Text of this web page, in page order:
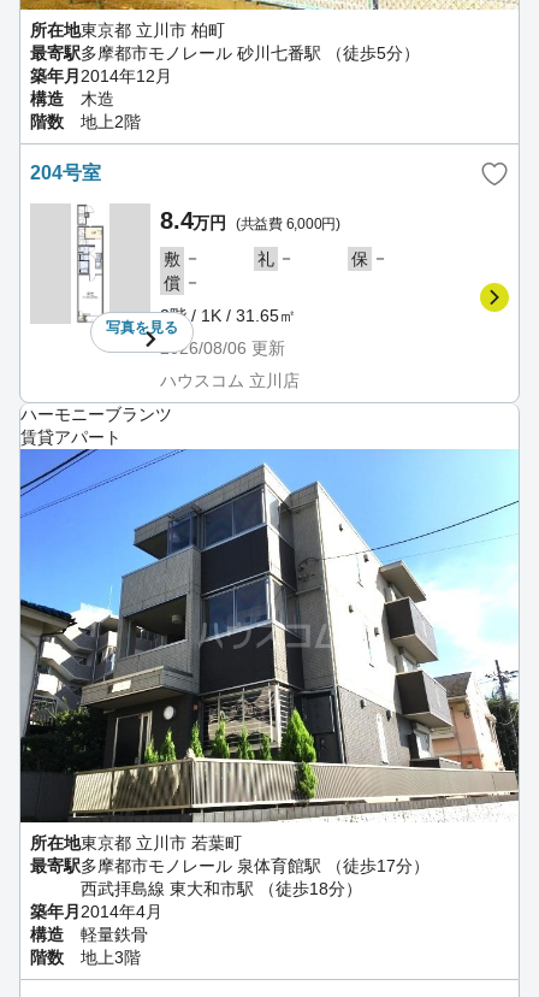
所在地東京都 立川市 柏町
最寄駅多摩都市モノレール 砂川七番駅 （徒歩5分）
築年月 2014年12月
構造
木造
階数
地上2階
204号室
写真を見る
8.4万円 (共益費 6,000円)
敷 － 礼 － 保 －
償 －
2階 / 1K / 31.65㎡
2026/08/06 更新
ハウスコム 立川店
ハーモニーブランツ
賃貸アパート
所在地東京都 立川市 若葉町
最寄駅多摩都市モノレール 泉体育館駅 （徒歩17分）
西武拝島線 東大和市駅 （徒歩18分）
築年月 2014年4月
構造
軽量鉄骨
階数
地上3階